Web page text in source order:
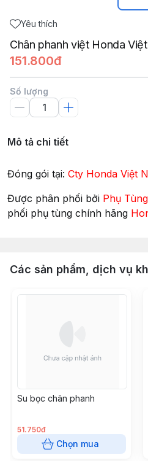
Yêu thích
Chân phanh việt Honda
151.800đ
Số lượng
Mô tả chi tiết
Đóng gói tại: Cty Honda Việt
Được phân phối bởi Phụ
phối phụ tùng chính hãng
Các sản phẩm, dịch vụ
Su bọc chân phanh
51.750đ
Chọn mua